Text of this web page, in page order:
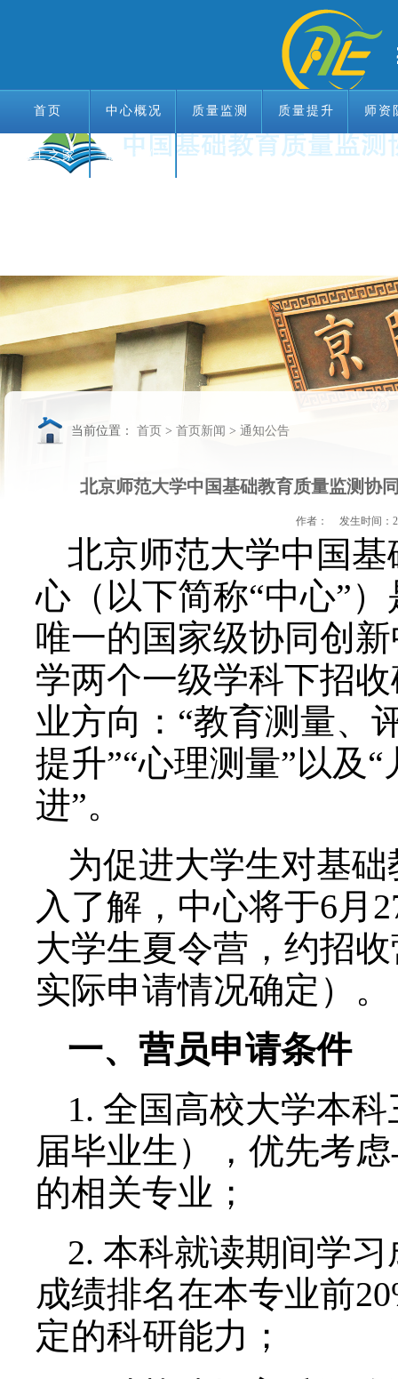
首页 中心概况 质量监测 质量提升
质量提升
师资
师资
教工之家
教工之家
联系我们
联系我们
当前位置：首页
北京师范大学中国基础教育质量监测协
北京师范大学中国
心（以下简称“中心”
唯一的国家级协同创
学两个一级学科下招
业方向：“教育测量、
提升”“心理测量”以及
进”。
为促进大学生对基
入了解，中心将于6月
大学生夏令营，约招
实际申请情况确定）。
一、营员申请条件